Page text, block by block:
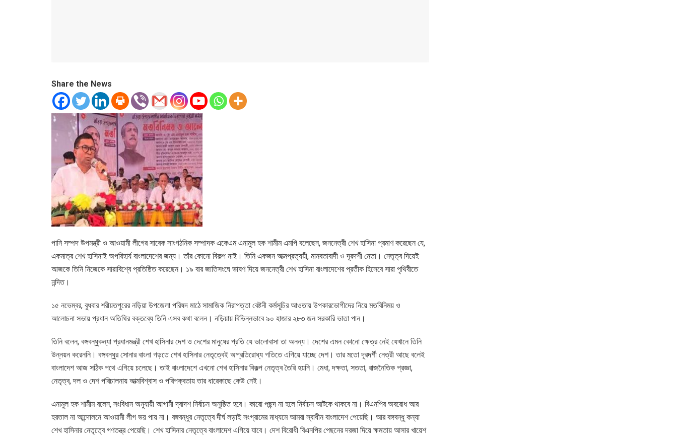
Share the News
পানি সম্পদ উপমন্ত্রী ও আওয়ামী লীগের সাবেক সাংগঠনিক সম্পাদক একেএম এনামুল হক শামীম এমপি বলেছেন, জননেত্রী শেখ হাসিনা প্রমাণ করেছেন যে,
একমাত্র শেখ হাসিনাই অপরিহার্য বাংলাদেশের জন্য। তাঁর কোনো বিকল্প নাই। তিনি একজন আত্মপ্রত্যয়ী, মানবতাবাদী ও দূরদর্শী নেতা। নেতৃত্ব দিয়েই
আজকে তিনি নিজেকে সারাবিশ্বে প্রতিষ্ঠিত করেছেন। ১৯ বার জাতিসংঘে ভাষণ দিয়ে জননেত্রী শেখ হাসিনা বাংলাদেশের প্রতীক হিসেবে সারা পৃথিবীতে
নন্দিত।
১৫ নভেম্বর, বুধবার শরীয়তপুরের নড়িয়া উপজেলা পরিষদ মাঠে সামাজিক নিরাপত্তা বেষ্টনী কর্মসূচির আওতায় উপকারভোগীদের নিয়ে মতবিনিময় ও
আলোচনা সভায় প্রধান অতিথির বক্তব্যে তিনি এসব কথা বলেন। নড়িয়ায় বিভিন্নভাবে ৯০ হাজার ২৮৩ জন সরকারি ভাতা পান।
তিনি বলেন, বঙ্গবন্ধুকন্যা প্রধানমন্ত্রী শেখ হাসিনার দেশ ও দেশের মানুষের প্রতি যে ভালোবাসা তা অনন্য। দেশের এমন কোনো ক্ষেত্র নেই যেখানে তিনি
উন্নয়ন করেননি। বঙ্গবন্ধুর সোনার বাংলা গড়তে শেখ হাসিনার নেতৃত্বেই অপ্রতিরোধ্য গতিতে এগিয়ে যাচ্ছে দেশ। তার মতো দূরদর্শী নেত্রী আছে বলেই
বাংলাদেশ আজ সঠিক পথে এগিয়ে চলেছে। তাই বাংলাদেশে এখনো শেখ হাসিনার বিকল্প নেতৃত্ব তৈরি হয়নি। মেধা, দক্ষতা, সততা, রাজনৈতিক প্রজ্ঞা,
নেতৃত্ব, দল ও দেশ পরিচালনায় আত্মবিশ্বাস ও পরিপক্বতায় তার ধারেকাছে কেউ নেই।
এনামুল হক শামীম বলেন, সংবিধান অনুযায়ী আগামী দ্বাদশ নির্বাচন অনুষ্ঠিত হবে। কারো পছন্দ না হলে নির্বাচন আটকে থাকবে না। বিএনপির অবরোধ আর
হরতাল না আন্দোলনে আওয়ামী লীগ ভয় পায় না। বঙ্গবন্ধুর নেতৃত্বে দীর্ঘ লড়াই সংগ্রামের মাধ্যমে আমরা স্বাধীন বাংলাদেশ পেয়েছি। আর বঙ্গবন্ধু কন্যা
শেখ হাসিনার নেতৃত্বে গণতন্ত্র পেয়েছি। শেখ হাসিনার নেতৃত্বে বাংলাদেশ এগিয়ে যাবে। দেশ বিরোধী বিএনপির পেছনের দরজা দিয়ে ক্ষমতায় আসার খায়েশ